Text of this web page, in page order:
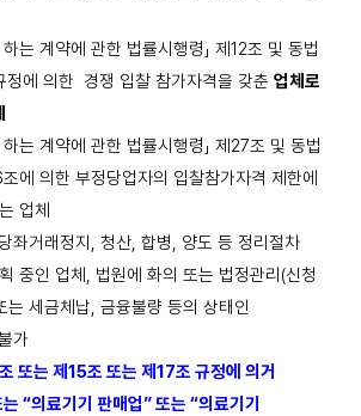
는 계약에 관한 법률시행령 」 제12조 및 동법
정에 의한 경쟁 입찰 참가자격을 갖춘 업체로
는 계약에 관한 법률시행령 」 제27조 및 동법
조에 의한 부정당업자의 입찰참가자격 제한에
업체
좌거래정지, 청산, 합병, 양도 등 정리절차
중인 업체, 법원에화의 또는 법정관리(신청
는 세금체납,금융불량 등의 상태인
가
조 또는 제 15조 또는 제 17조 규정에 의거
“의료기기 판매업”또는 “의료기기